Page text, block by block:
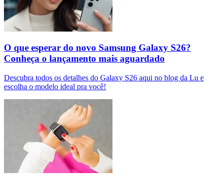
O que esperar do novo Samsung Galaxy S26?
Conheça o lançamento mais aguardado
Descubra todos os detalhes do Galaxy S26 aqui no blog da Lu e
escolha o modelo ideal pra você!